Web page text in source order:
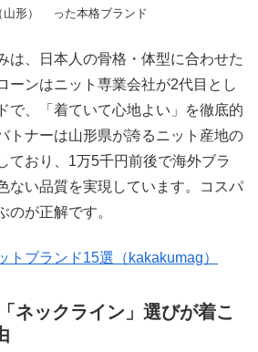
山形）
った本格ブランド
は、日本人の骨格・体型に合わせた
ーンはニット専業会社が2代目とし
で、「着ていて心地よい」を徹底的
トナーは山形県が誇るニット産地の
ており、1万5千円前後で海外ブラ
ない品質を実現しています。コスパ
のが正解です。
トブランド15選（kakakumag）
ネックライン」選びが着こ